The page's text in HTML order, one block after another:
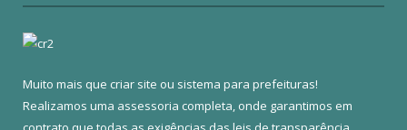
Muito mais que criar site ou sistema para prefeituras!
Realizamos uma assessoria completa, onde garantimos em